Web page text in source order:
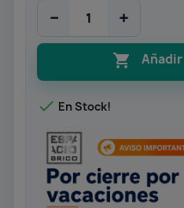
− +

 En Stock!